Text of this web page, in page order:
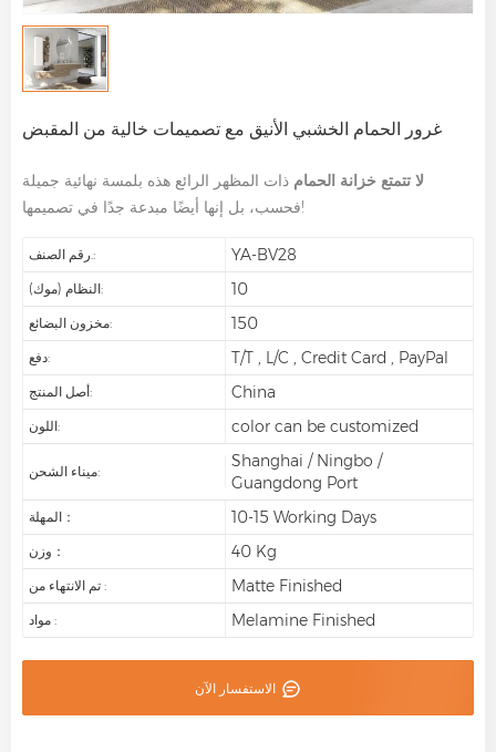
غرور الحمام الخشبي الأنيق مع تصميمات خالية من المقبض
لا تتمتع خزانة الحمام ذات المظهر الرائع هذه بلمسة نهائية جميلة
فحسب، بل إنها أيضًا مبدعة جدًا في تصميمها!
رقم الصنف.: YA-BV28
النظام (موك): 10
مخزون البضائع: 150
دفع: T/T , L/C , Credit Card , PayPal
أصل المنتج: China
اللون: color can be customized
ميناء الشحن:
Shanghai / Ningbo /
Guangdong Port
المهلة： 10-15 Working Days
وزن： 40 Kg
تم الانتهاء من : Matte Finished
مواد : Melamine Finished
الاستفسار الآن